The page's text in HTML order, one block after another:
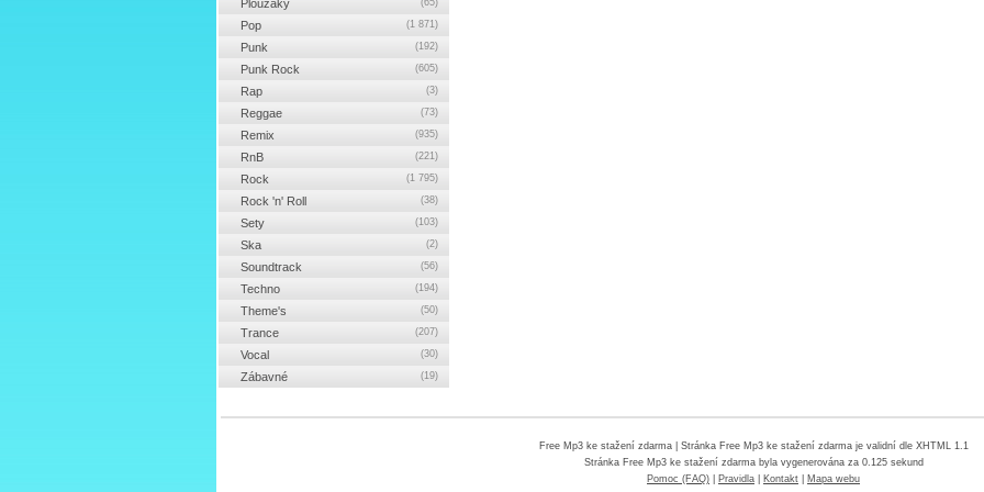
Ploužáky (65)
Pop (1 871)
Punk (192)
Punk Rock (605)
Rap (3)
Reggae (73)
Remix (935)
RnB (221)
Rock (1 795)
Rock 'n' Roll (38)
Sety (103)
Ska (2)
Soundtrack (56)
Techno (194)
Theme's (50)
Trance (207)
Vocal (30)
Zábavné (19)
Free Mp3 ke stažení zdarma| Stránka Free Mp3 ke stažení zdarma je validní dle XHTML 1.1
Stránka Free Mp3 ke stažení zdarmabyla vygenerována za 0.125 sekund
Pomoc (FAQ)
Pravidla Kontakt Mapa webu